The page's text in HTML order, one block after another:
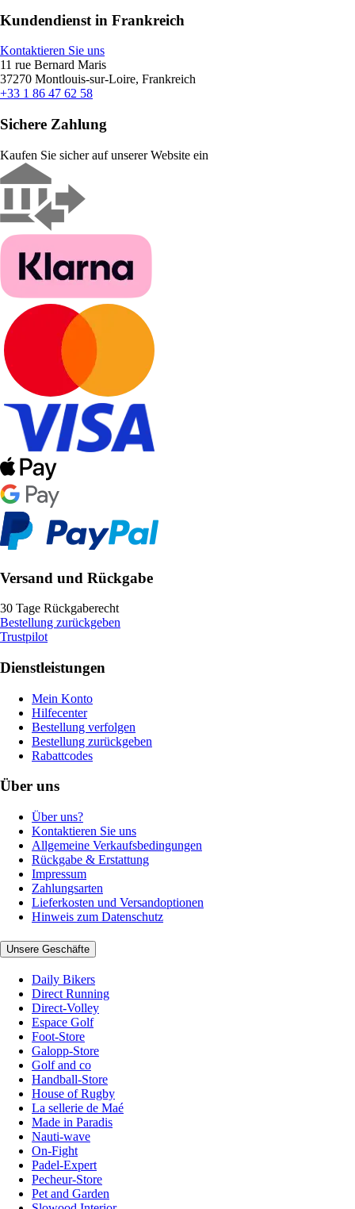
Kundendienst in Frankreich
Kontaktieren Sie uns
11 rue Bernard Maris
37270 Montlouis-sur-Loire, Frankreich
+33 1 86 47 62 58
Sichere Zahlung
Kaufen Sie sicher auf unserer Website ein
Versand und Rückgabe
30 Tage Rückgaberecht
Bestellung zurückgeben
Trustpilot
Dienstleistungen
Mein Konto
Hilfecenter
Bestellung verfolgen
Bestellung zurückgeben
Rabattcodes
Über uns
Über uns?
Kontaktieren Sie uns
Allgemeine Verkaufsbedingungen
Rückgabe & Erstattung
Impressum
Zahlungsarten
Lieferkosten und Versandoptionen
Hinweis zum Datenschutz
Unsere Geschäfte
Daily Bikers
Direct Running
Direct-Volley
Espace Golf
Foot-Store
Galopp-Store
Golf and co
Handball-Store
House of Rugby
La sellerie de Maé
Made in Paradis
Nauti-wave
On-Fight
Padel-Expert
Pecheur-Store
Pet and Garden